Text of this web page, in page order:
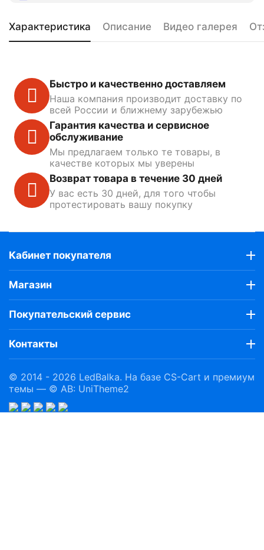
Характеристика Описание Видео галерея
Быстро и качественно доставляем
Наша компания производит доставку по
всей России и ближнему зарубежью
Гарантия качества и сервисное
обслуживание
Мы предлагаем только те товары, в
качестве которых мы уверены
Возврат товара в течение 30 дней
У вас есть 30 дней, для того чтобы
протестировать вашу покупку
Кабинет покупателя
Магазин
Покупательский сервис
Контакты
© 2014 - 2026 LedBalka. На базе CS-Cart и премиум
темы — © AB: UniTheme2